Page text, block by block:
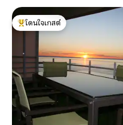
โดนใจเกสต์ที่สุด
โดนใจเกสต์